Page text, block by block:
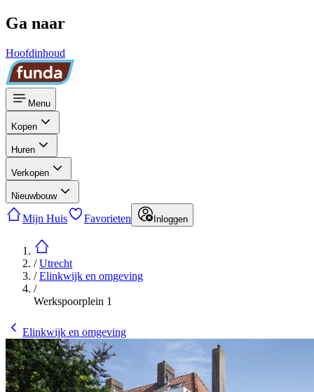
Ga naar
Hoofdinhoud
Menu
Kopen
Huren
Verkopen
Nieuwbouw
Mijn Huis Favorieten Inloggen
/Utrecht
/Elinkwijk en omgeving
/
Werkspoorplein 1
Elinkwijk en omgeving